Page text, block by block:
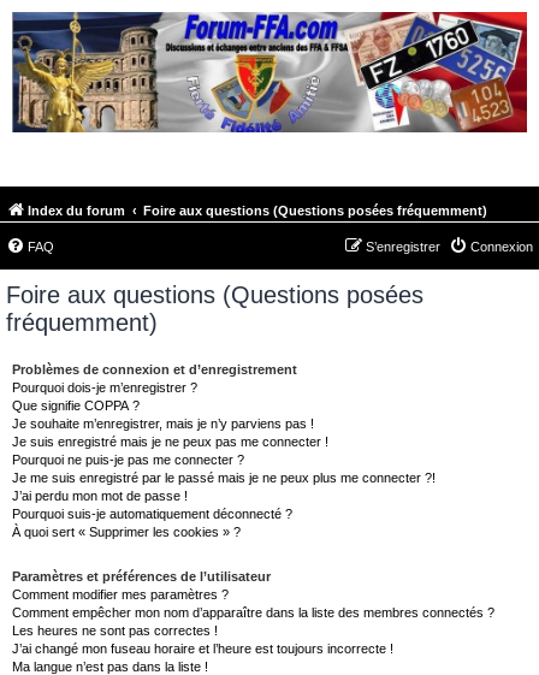
Index du forum Foire aux questions (Questions posées fréquemment)
FAQ Connexion
S’enregistrer
Foire aux questions (Questions posées
fréquemment)
Problèmes de connexion et d’enregistrement
Pourquoi dois-je m’enregistrer ?
Que signifie COPPA ?
Je souhaite m’enregistrer, mais je n’y parviens pas !
Je suis enregistré mais je ne peux pas me connecter !
Pourquoi ne puis-je pas me connecter ?
Je me suis enregistré par le passé mais je ne peux plus me connecter ?!
J’ai perdu mon mot de passe !
Pourquoi suis-je automatiquement déconnecté ?
À quoi sert « Supprimer les cookies » ?
Paramètres et préférences de l’utilisateur
Comment modifier mes paramètres ?
Comment empêcher mon nom d’apparaître dans la liste des membres connectés ?
Les heures ne sont pas correctes !
J’ai changé mon fuseau horaire et l’heure est toujours incorrecte !
Ma langue n’est pas dans la liste !